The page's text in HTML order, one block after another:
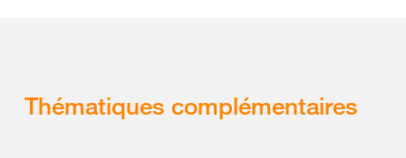
Thématiques complémentaires